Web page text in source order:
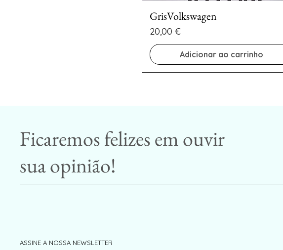
GrisVolkswagen
Preço
20,00 €
Adicionar ao carrinho
Ficaremos felizes em ouvir
sua opinião!
ASSINE A NOSSA NEWSLETTER